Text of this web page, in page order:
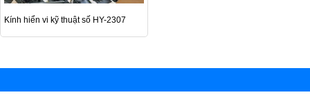
Kính hiển vi kỹ thuật số HY-2307